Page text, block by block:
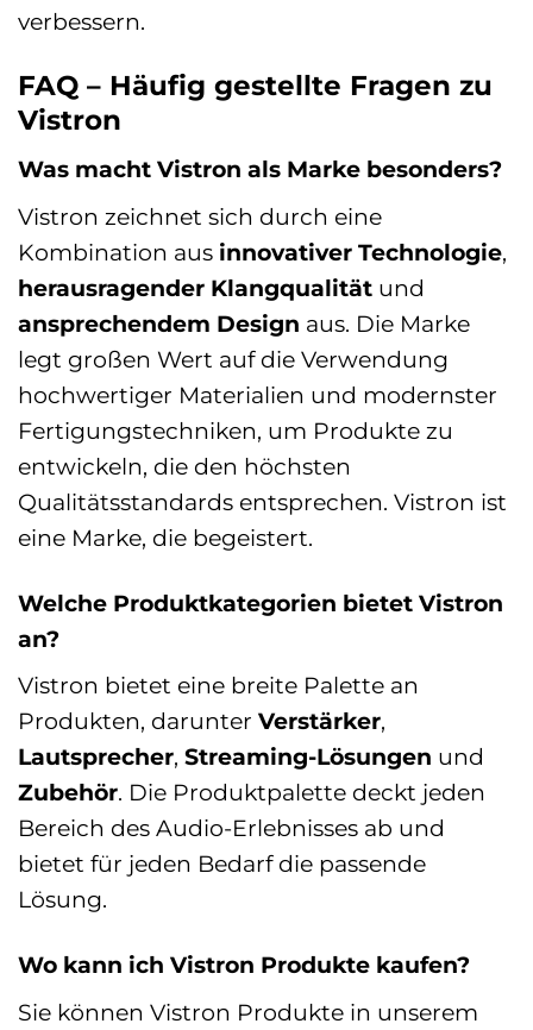
verbessern.
FAQ – Häufig gestellte Fragen zu
Vistron
Was macht Vistron als Marke besonders?
Vistron zeichnet sich durch eine
Kombination aus innovativer Technologie,
herausragender Klangqualität und
ansprechendem Design aus. Die Marke
legt großen Wert auf die Verwendung
hochwertiger Materialien und modernster
Fertigungstechniken, um Produkte zu
entwickeln, die den höchsten
Qualitätsstandards entsprechen. Vistron ist
eine Marke, die begeistert.
Welche Produktkategorien bietet Vistron
an?
Vistron bietet eine breite Palette an
Produkten, darunter Verstärker,
Lautsprecher, Streaming-Lösungen und
Zubehör. Die Produktpalette deckt jeden
Bereich des Audio-Erlebnisses ab und
bietet für jeden Bedarf die passende
Lösung.
Wo kann ich Vistron Produkte kaufen?
Sie können Vistron Produkte in unserem